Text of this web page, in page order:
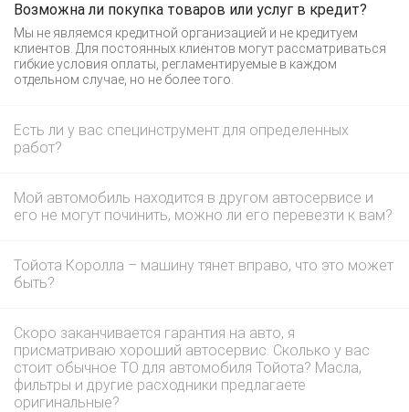
Возможна ли покупка товаров или услуг в кредит?
Мы не являемся кредитной организацией и не кредитуем
клиентов. Для постоянных клиентов могут рассматриваться
гибкие условия оплаты, регламентируемые в каждом
отдельном случае, но не более того.
Есть ли у вас специнструмент для определенных
работ?
Мой автомобиль находится в другом автосервисе и
его не могут починить, можно ли его перевезти к вам?
Тойота Королла – машину тянет вправо, что это может
быть?
Скоро заканчивается гарантия на авто, я
присматриваю хороший автосервис. Сколько у вас
стоит обычное ТО для автомобиля Тойота? Масла,
фильтры и другие расходники предлагаете
оригинальные?